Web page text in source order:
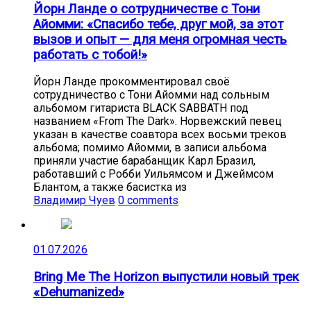
Йорн Ланде о сотрудничестве с Тони
Айомми: «Спасибо тебе, друг мой, за этот
вызов и опыт — для меня огромная честь
работать с тобой!»
Йорн Ланде прокомментировал своё
сотрудничество с Тони Айомми над сольным
альбомом гитариста BLACK SABBATH под
названием «From The Dark». Норвежский певец
указан в качестве соавтора всех восьми треков
альбома; помимо Айомми, в записи альбома
приняли участие барабанщик Карл Бразил,
работавший с Робби Уильямсом и Джеймсом
Блантом, а также басистка из
Владимир Чуев 0 comments
01.07.2026
Bring Me The Horizon выпустили новый трек
«Dehumanized»